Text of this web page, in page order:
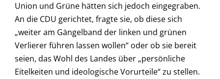
Union und Grüne hätten sich jedoch eingegraben.
An die CDU gerichtet, fragte sie, ob diese sich
„weiter am Gängelband der linken und grünen
Verlierer führen lassen wollen“ oder ob sie bereit
seien, das Wohl des Landes über „persönliche
Eitelkeiten und ideologische Vorurteile“ zu stellen.